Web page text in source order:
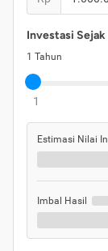
Investasi Sejak
1 Tahun
1
Estimasi Nilai
Imbal Hasil